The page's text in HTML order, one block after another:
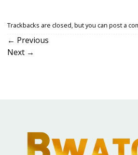
Trackbacks are closed, but you can post a
← Previous
Next →